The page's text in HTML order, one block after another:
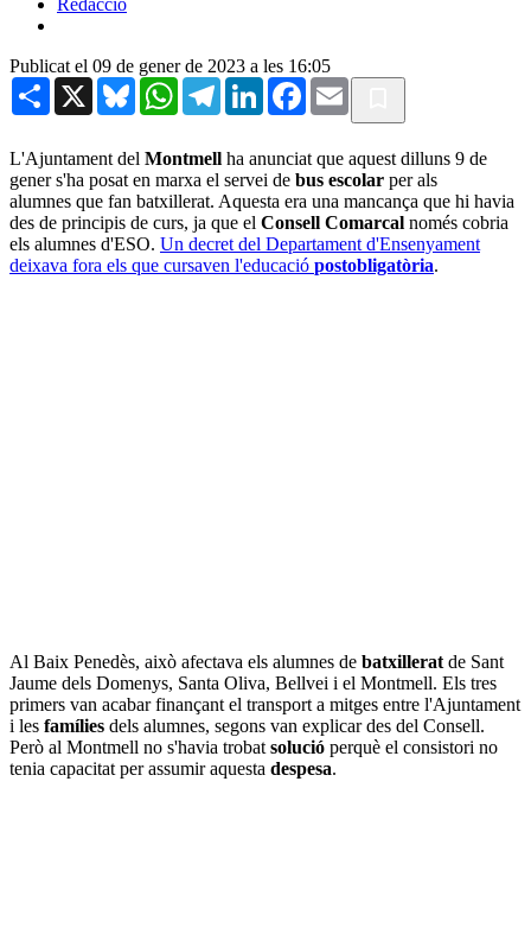
Publicat el 09 de gener de 2023 a les 16:05
Share X BlueskyWhatsAppTelegramLinkedInFacebook
Email
L'Ajuntament del Montmell ha anunciat que aquest dilluns 9 de
gener s'ha posat en marxa el servei de bus escolar per als
alumnes que fan batxillerat. Aquesta era una mancança que hi havia
des de principis de curs, ja que el Consell Comarcal només cobria
els alumnes d'ESO. Un decret del Departament d'Ensenyament
deixava fora els que cursaven l'educació postobligatòria.
Al Baix Penedès, això afectava els alumnes de batxillerat de Sant
Jaume dels Domenys, Santa Oliva, Bellvei i el Montmell. Els tres
primers van acabar finançant el transport a mitges entre l'Ajuntament
i les famílies dels alumnes, segons van explicar des del Consell.
Però al Montmell no s'havia trobat solució perquè el consistori no
tenia capacitat per assumir aquesta despesa.